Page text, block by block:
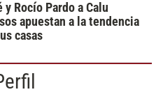
y Rocío Pardo a Calu
apuestan a la tendencia
casas